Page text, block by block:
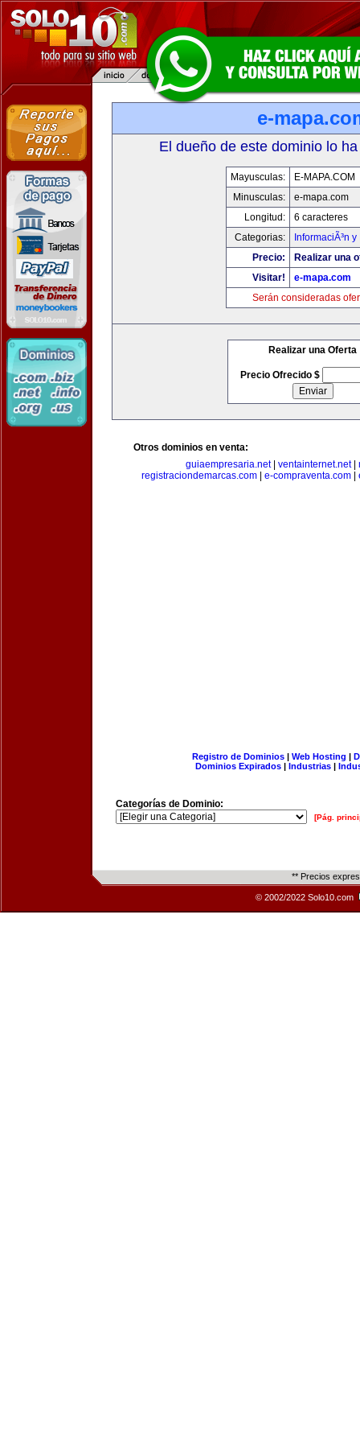
e-
El dueño de este dominio lo
Mayusculas:
E-MAPA.COM
Minusculas:
e-mapa.com
Longitud:
6 caracteres
Categorias:
InformaciÃ³n
Precio:
Realizar una
Visitar!
e-mapa.com
Serán consideradas
Realizar una Oferta
Precio Ofrecido $
Otros dominios en venta:
guiaempresaria.net| ventainternet.net|
registraciondemarcas.com| e-compraventa.com|
Registro de Dominios| Web Hosting |
Dominios Expirados | Industrias |
Categorías de Dominio:
[Pág.
** Precios
© 2002/2022 Solo10.com